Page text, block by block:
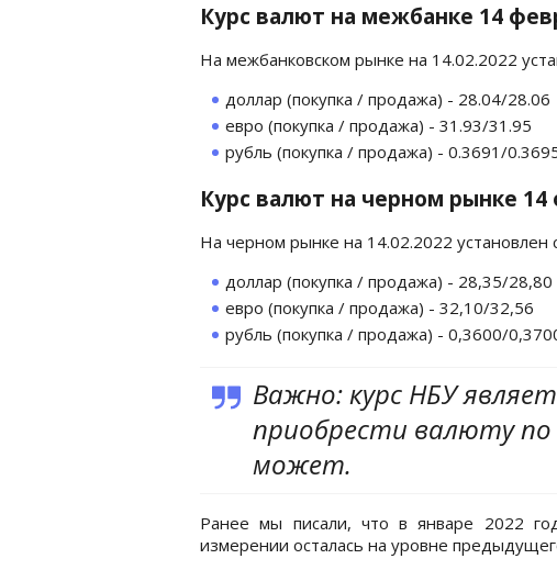
Курс валют на межбанке 14
На межбанковском рынке на 14.02.2022
доллар (покупка / продажа) - 28.04/28.06
евро (покупка / продажа) - 31.93/31.95
рубль (покупка / продажа) - 0.3691/
Курс валют на черном рынке 14
На черном рынке на 14.02.2022 установлен
доллар (покупка / продажа) - 28,35/28,80
евро (покупка / продажа) - 32,10/32,56
рубль (покупка / продажа) - 0,3600/
Важно: курс НБУ
приобрести валюту по
может.
Ранее мы писали, что в январе 2022
измерении осталась на уровне